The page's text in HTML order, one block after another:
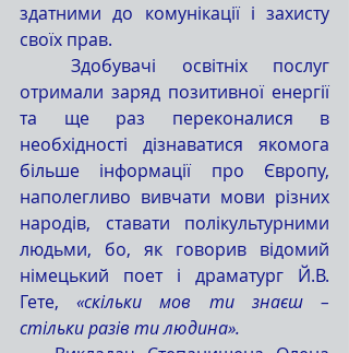
здатними до комунікації і захисту
своїх прав.
отримали заряд позитивної енергії
та ще раз переконалися в
необхідності дізнаватися якомога
більше інформації про Європу,
наполегливо вивчати мови різних
народів, ставати полікультурними
людьми, бо, як говорив відомий
німецький поет і драматург Й.В.
Гете, «скільки мов ти знаєш –
стільки разів ти людина».